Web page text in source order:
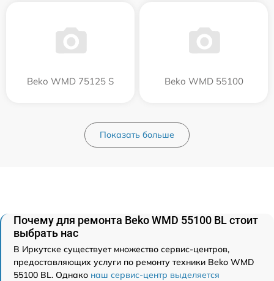
Beko WMD 75125 S Beko WMD 55100
Показать больше
Почему для ремонта Beko WMD 55100 BL стоит
выбрать нас
В Иркутске существует множество сервис-центров,
предоставляющих услуги по ремонту техники Beko WMD
55100 BL. Однако наш сервис-центр выделяется